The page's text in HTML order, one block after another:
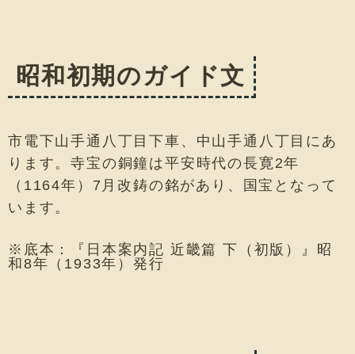
昭和初期のガイド文
市電下山手通八丁目下車、中山手通八丁目にあ
ります。寺宝の銅鐘は平安時代の長寛2年
（1164年）7月改鋳の銘があり、国宝となって
います。
※底本：『日本案内記 近畿篇 下（初版）』昭
和8年（1933年）発行